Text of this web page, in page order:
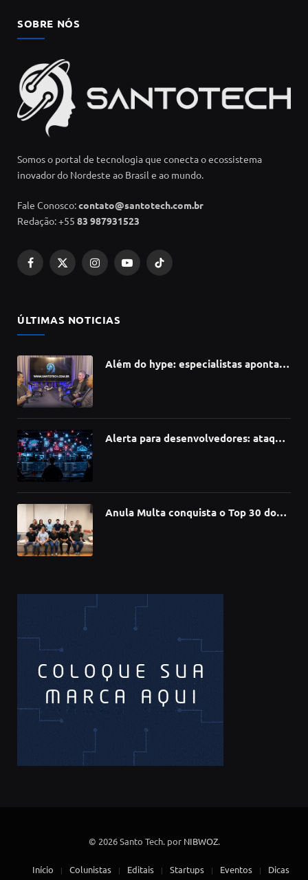
SOBRE NÓS
Somos o portal de tecnologia que conecta o ecossistema
inovador do Nordeste ao Brasil e ao mundo.
Fale Conosco:contato@santotech.com.br
Redação: +55 83 987931523
Facebook
X
InstagramYouTubeTikTok
ÚLTIMAS NOTICIAS
Além do hype: especialistas apontam
Alerta para desenvolvedores: ataque
Anula Multa conquista o Top 30 do
© 2026 Santo Tech. por NIBWOZ.
Início Colunistas Editais Startups Eventos Dicas